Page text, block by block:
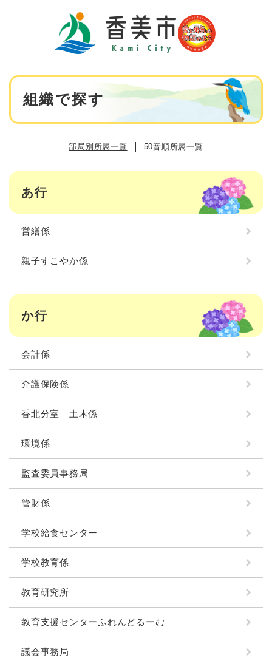
本
組織で探す
部局別所属一覧 50音順所属一覧
あ行
営繕係
親子すこやか係
か行
会計係
介護保険係
香北分室 土木係
環境係
監査委員事務局
管財係
学校給食センター
学校教育係
教育研究所
教育支援センターふれんどるーむ
議会事務局